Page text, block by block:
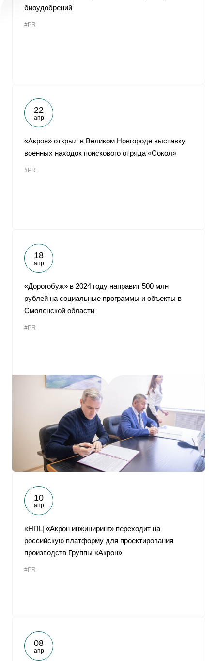
биоудобрений
#PR
22
апр
«Акрон» открыл в Великом Новгороде выставку
военных находок поискового отряда «Сокол»
#PR
18
апр
«Дорогобуж» в 2024 году направит 500 млн
рублей на социальные программы и объекты в
Смоленской области
#PR
10
апр
«НПЦ «Акрон инжиниринг» переходит на
российскую платформу для проектирования
производств Группы «Акрон»
#PR
08
апр